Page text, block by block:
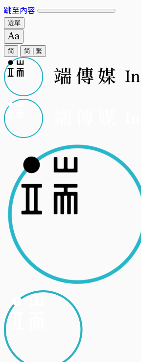
跳至內容
選單
简 简 繁